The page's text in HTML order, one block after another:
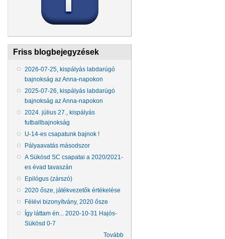
Friss blogbejegyzések
2026-07-25, kispályás labdarúgó
bajnokság az Anna-napokon
2025-07-26, kispályás labdarúgó
bajnokság az Anna-napokon
2024. július 27., kispályás
futballbajnokság
U-14-es csapatunk bajnok !
Pályaavatás másodszor
A Sükösd SC csapatai a 2020/2021-
es évad tavaszán
Epilógus (zárszó)
2020 ősze, játékvezetők értékelése
Félévi bizonyítvány, 2020 ősze
Így láttam én... 2020-10-31 Hajós-
Sükösd 0-7
Tovább